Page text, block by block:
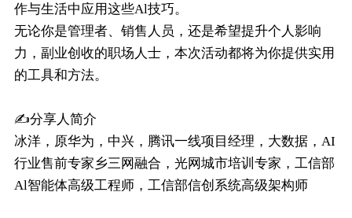
作与生活中应用这些Al技巧。
无论你是管理者、销售人员，还是希望提升个人影响
力，副业创收的职场人士，本次活动都将为你提供实用
的工具和方法。
✍️分享人简介
冰洋，原华为，中兴，腾讯一线项目经理，大数据，AI
行业售前专家乡三网融合，光网城市培训专家，工信部
Al智能体高级工程师，工信部信创系统高级架构师